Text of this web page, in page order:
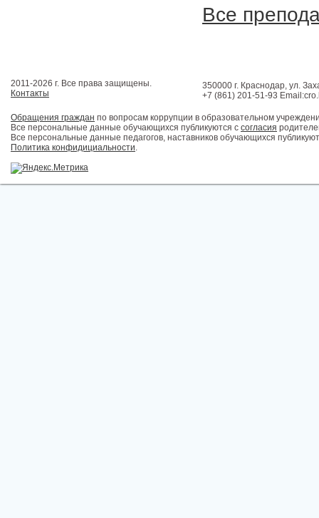
Все
2011-2026 г. Все права защищены.
Контакты
350000 г. Краснодар, ул.
+7 (861) 201-51-93
Обращения граждан по вопросам коррупции в образовательном
Все персональные данные обучающихся публикуются с согласия
Все персональные данные педагогов, наставников обучающихся
Политика конфидициальности.